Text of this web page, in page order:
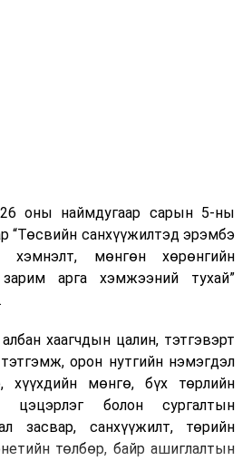
зах зээлд үйлчилдэг гадаадын
нөлөөлөхөөр байна. Тухайлбал,
төвүүдийн орлогын 80 гаруй
бүрддэг бөгөөд тус улсын
байр эрсдэлд орж болзошгүйг
оны наймдугаар сарын 5-ны
“Төсвийн санхүүжилтэд эрэмбэ
хэмнэлт, мөнгөн хөрөнгийн
зарим арга хэмжээний тухай”
хаагчдын цалин, тэтгэвэрт
тэтгэмж, орон нутгийн нэмэгдэл
хүүхдийн мөнгө, бүх төрлийн
цэцэрлэг болон сургалтын
засвар, санхүүжилт, төрийн
төлбөр, байр ашиглалтын